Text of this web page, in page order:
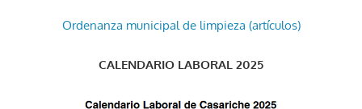
Ordenanza municipal de limpieza (artículos)
CALENDARIO LABORAL 2025